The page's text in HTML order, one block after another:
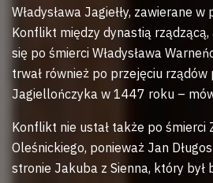
Władysława Jagiełły, zawierane w
Konflikt między dynastią rządzącą,
się po śmierci Władysława
trwał również po przejęciu rządów
Jagiellończyka w 1447 roku –
Konflikt nie ustał także po śmierci
Oleśnickiego, ponieważ Jan
stronie Jakuba z Sienna, który był